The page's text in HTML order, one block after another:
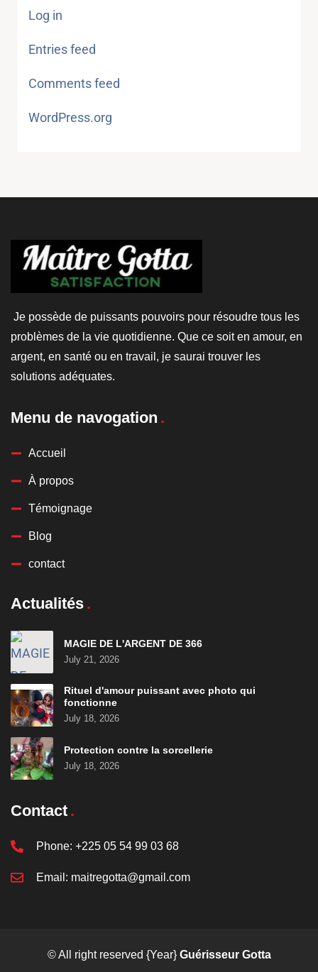
Log in
Entries feed
Comments feed
WordPress.org
Je possède de puissants pouvoirs pour résoudre tous les
problèmes de la vie quotidienne. Que ce soit en amour, en
argent, en santé ou en travail, je saurai trouver les
solutions adéquates.
Menu de navogation
Accueil
À propos
Témoignage
Blog
contact
Actualités
MAGIE DE L'ARGENT DE 366
July 21, 2026
Rituel d'amour puissant avec photo qui
fonctionne
July 18, 2026
Protection contre la sorcellerie
July 18, 2026
Contact
Phone: +225 05 54 99 03 68
Email: maitregotta@gmail.com
© All right reserved {Year} Guérisseur Gotta